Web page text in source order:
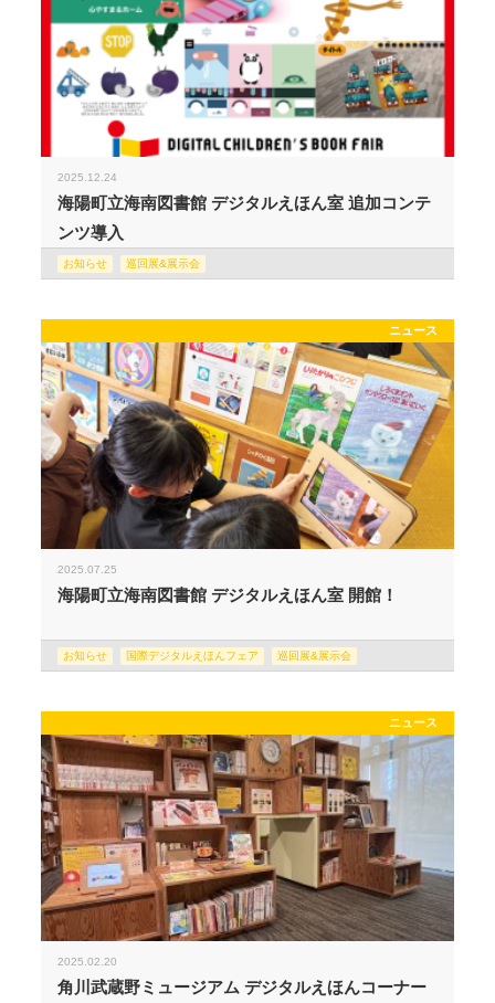
2025.12.24
海陽町立海南図書館 デジタルえほん室 追加コンテ
ンツ導入
お知らせ 巡回展&展示会
ニュース
2025.07.25
海陽町立海南図書館 デジタルえほん室 開館！
お知らせ 国際デジタルえほんフェア 巡回展&展示会
ニュース
2025.02.20
角川武蔵野ミュージアム デジタルえほんコーナー